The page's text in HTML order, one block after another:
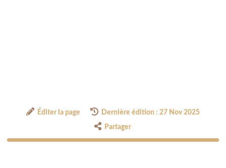
Éditer la page Dernière édition : 27 Nov 2025
Partager